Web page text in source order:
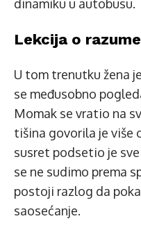
dinamiku u autobusu.
Lekcija o
U tom trenutku žena
se međusobno
Momak se vratio na
tišina govorila je više
susret podsetio je
se ne sudimo prema
postoji razlog da
saosećanje.